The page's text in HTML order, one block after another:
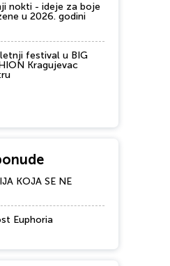
nokti - ideje za boje
u 2026. godini
festival u BIG
Kragujevac
KOJA SE NE
Euphoria